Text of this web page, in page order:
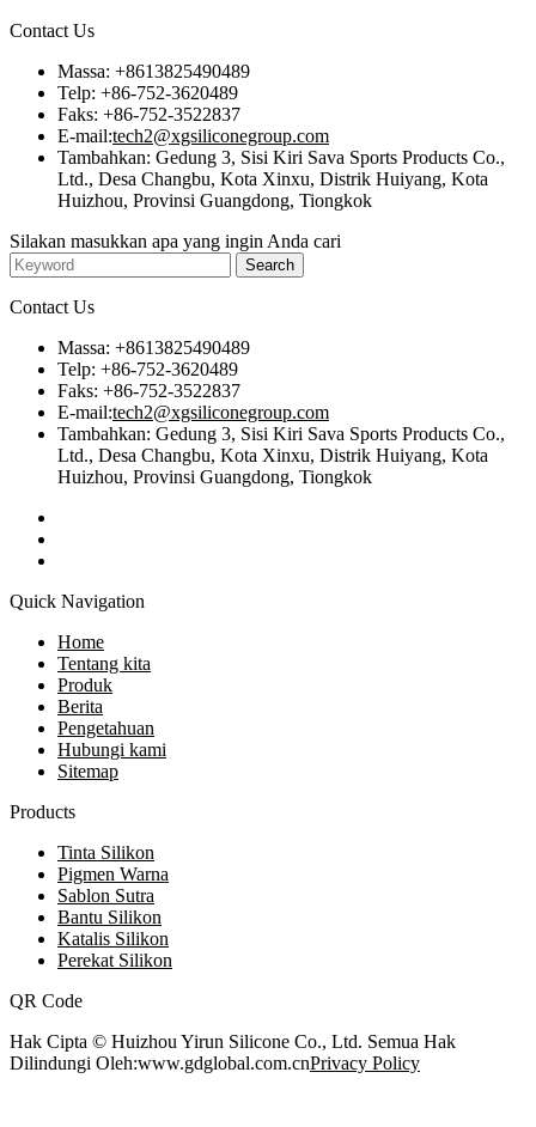
Contact Us
Massa: +8613825490489
Telp: +86-752-3620489
Faks: +86-752-3522837
E-mail:tech2@xgsiliconegroup.com
Tambahkan: Gedung 3, Sisi Kiri Sava Sports Products Co.,
Ltd., Desa Changbu, Kota Xinxu, Distrik Huiyang, Kota
Huizhou, Provinsi Guangdong, Tiongkok
Silakan masukkan apa yang ingin Anda cari
Contact Us
Massa: +8613825490489
Telp: +86-752-3620489
Faks: +86-752-3522837
E-mail:tech2@xgsiliconegroup.com
Tambahkan: Gedung 3, Sisi Kiri Sava Sports Products Co.,
Ltd., Desa Changbu, Kota Xinxu, Distrik Huiyang, Kota
Huizhou, Provinsi Guangdong, Tiongkok
Quick Navigation
Home
Tentang kita
Produk
Berita
Pengetahuan
Hubungi kami
Sitemap
Products
Tinta Silikon
Pigmen Warna
Sablon Sutra
Bantu Silikon
Katalis Silikon
Perekat Silikon
QR Code
Hak Cipta © Huizhou Yirun Silicone Co., Ltd. Semua Hak
Dilindungi Oleh:www.gdglobal.com.cnPrivacy Policy